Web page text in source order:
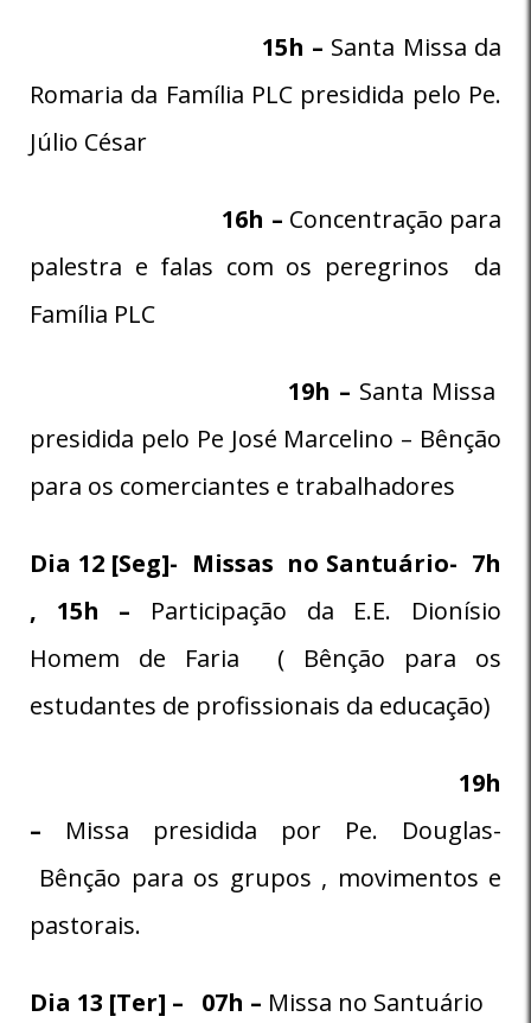
15h – Santa Missa da
Romaria da Família PLC presidida pelo Pe.
Júlio César
16h – Concentração para
palestra e falas com os peregrinos da
Família PLC
19h – Santa Missa
presidida pelo Pe José Marcelino – Bênção
para os comerciantes e trabalhadores
Dia 12 [Seg]- Missas no Santuário- 7h
, 15h – Participação da E.E. Dionísio
Homem de Faria ( Bênção para os
estudantes de profissionais da educação)
19h
– Missa presidida por Pe. Douglas-
Bênção para os grupos , movimentos e
pastorais.
Dia 13 [Ter] – 07h – Missa no Santuário